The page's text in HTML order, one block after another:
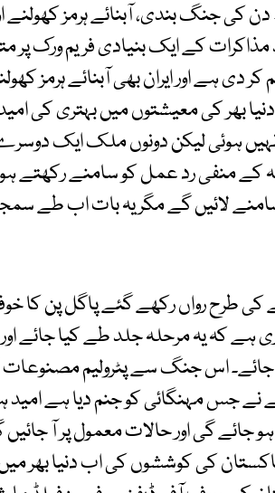
کی جنگ بندی، آبنائے ہرمز کھولنے
کے ایک بنیادی فریم ورک پر
دی ہے اور ایران بھی آبنائے ہرمز
بھر کی معیشتوں میں بہتری کی
ہوئی لیکن دونوں ملک ایک دوسرے
کے منفی رد عمل کو سامنے رکھتے
لائیں گے مگر یہ بات اب طے
کی طرح رواں رکھے گئے پاگل پن کا
ہے کہ یہ مرحلہ جلد طے کیا جائے
جائے۔ اس جنگ سے پٹرولیم
نے جس مہنگائی کو جنم دیا ہے
گی اور حالات معمول پر آ جائیں
کی کوششوں کی اب دنیا بھر